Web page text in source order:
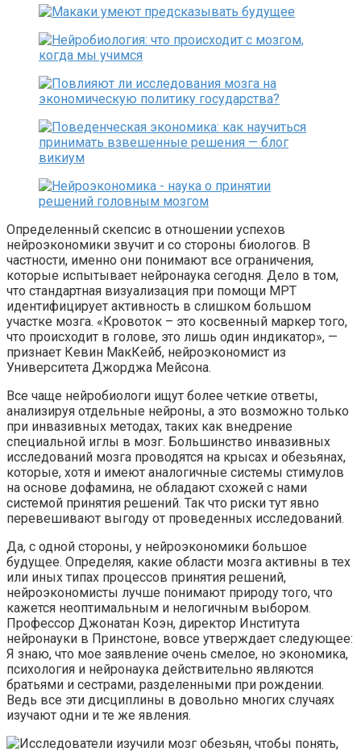
Определенный скепсис в отношении успехов
нейроэкономики звучит и со стороны биологов. В
частности, именно они понимают все ограничения,
которые испытывает нейронаука сегодня. Дело в том,
что стандартная визуализация при помощи МРТ
идентифицирует активность в слишком большом
участке мозга. «Кровоток – это косвенный маркер того,
что происходит в голове, это лишь один индикатор», —
признает Кевин МакКейб, нейроэкономист из
Университета Джорджа Мейсона.
Все чаще нейробиологи ищут более четкие ответы,
анализируя отдельные нейроны, а это возможно только
при инвазивных методах, таких как внедрение
специальной иглы в мозг. Большинство инвазивных
исследований мозга проводятся на крысах и обезьянах,
которые, хотя и имеют аналогичные системы стимулов
на основе дофамина, не обладают схожей с нами
системой принятия решений. Так что риски тут явно
перевешивают выгоду от проведенных исследований.
Да, с одной стороны, у нейроэкономики большое
будущее. Определяя, какие области мозга активны в тех
или иных типах процессов принятия решений,
нейроэкономисты лучше понимают природу того, что
кажется неоптимальным и нелогичным выбором.
Профессор Джонатан Коэн, директор Института
нейронауки в Принстоне, вовсе утверждает следующее:
Я знаю, что мое заявление очень смелое, но экономика,
психология и нейронаука действительно являются
братьями и сестрами, разделенными при рождении.
Ведь все эти дисциплины в довольно многих случаях
изучают одни и те же явления.